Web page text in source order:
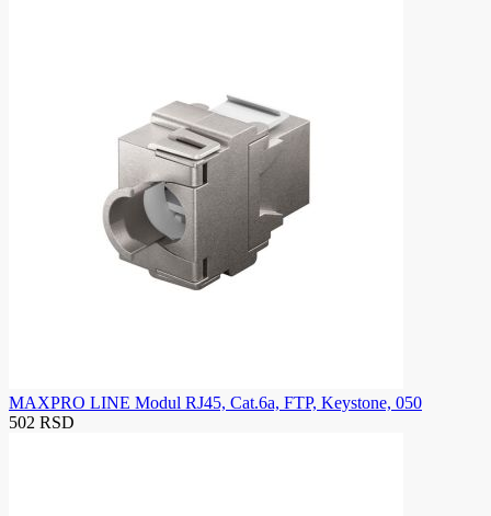
MAXPRO LINE Modul RJ45, Cat.6a, FTP, Keystone, 050
502 RSD